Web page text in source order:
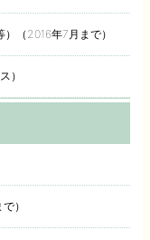
（2016年7月まで）
）
）